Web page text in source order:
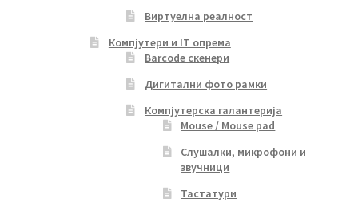
Виртуелна реалност
Компјутери и IT опрема
Barcode скенери
Дигитални фото рамки
Компјутерска галантерија
Mouse / Mouse pad
Слушалки, микрофони и
звучници
Тастатури